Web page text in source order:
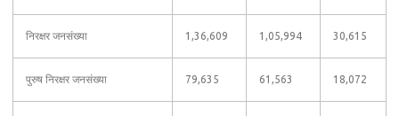
निरक्षर जनसंख्या 1,36,609 1,05,994 30,615
पुरुष निरक्षर जनसंख्या 79,635 61,563 18,072